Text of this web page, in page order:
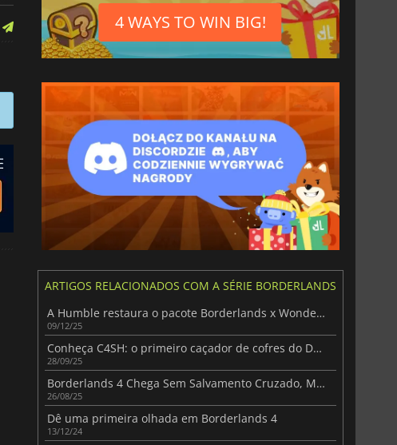
36.40€
Baldur's Gate 3
41.12
Elden Ring
4 WAYS TO WIN BIG!
ARTIGOS RELACIONADOS COM A SÉRIE BORDERLANDS
A Humble restaura o pacote Borderlands x Wonderlands para um regresso limitado de 3 dias
09/12/25
Conheça C4SH: o primeiro caçador de cofres do DLC de Borderlands 4
28/09/25
Borderlands 4 Chega Sem Salvamento Cruzado, Mas Função Está a Caminho!
26/08/25
Dê uma primeira olhada em Borderlands 4
13/12/24